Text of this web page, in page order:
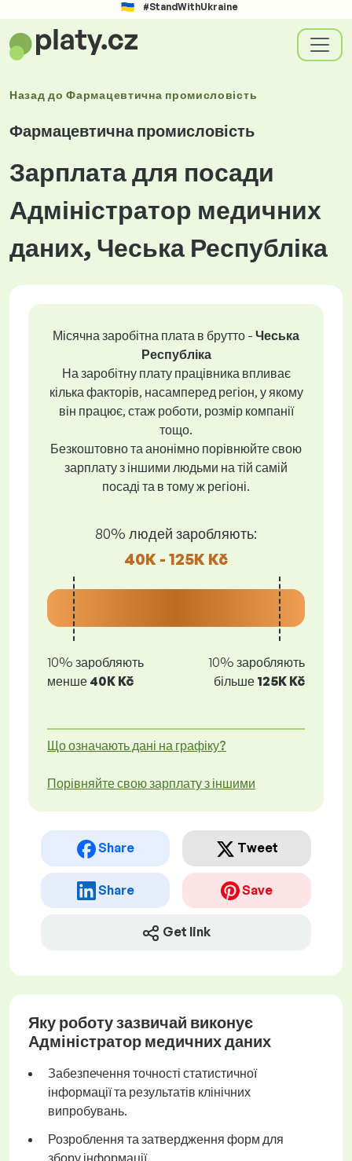
#StandWithUkraine
Назад доФармацевтична промисловість
Фармацевтична промисловість
Зарплата для посади
Адміністратор медичних
даних, Чеська Республіка
Місячна заробітна плата в брутто - Чеська
Республіка
На заробітну плату працівника впливає
кілька факторів, насамперед регіон, у якому
він працює, стаж роботи, розмір компанії
тощо.
Безкоштовно та анонімно порівнюйте свою
зарплату з іншими людьми на тій самій
посаді та в тому ж регіоні.
80% людей заробляють:
40K - 125K Kč
10% заробляють
менше 40K Kč
10% заробляють
більше 125K Kč
Що означають дані на графіку?
Порівняйте свою зарплату з іншими
Share Tweet
Share Save
Get link
Яку роботу зазвичай виконує
Адміністратор медичних даних
Забезпечення точності статистичної
інформації та результатів клінічних
випробувань.
Розроблення та затвердження форм для